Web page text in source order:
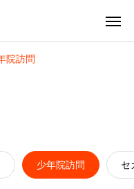
院訪問
少年院訪問 セ